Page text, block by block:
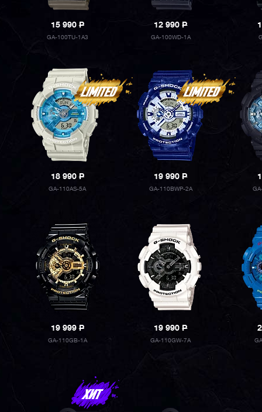
15 990P
GA-100TU-1A3
12 990P
GA-100WD-1A
18 990P
GA-110AS-5A
19 990P
GA-110BWP-2A
19 999P
GA-110GB-1A
19 990P
GA-110GW-7A